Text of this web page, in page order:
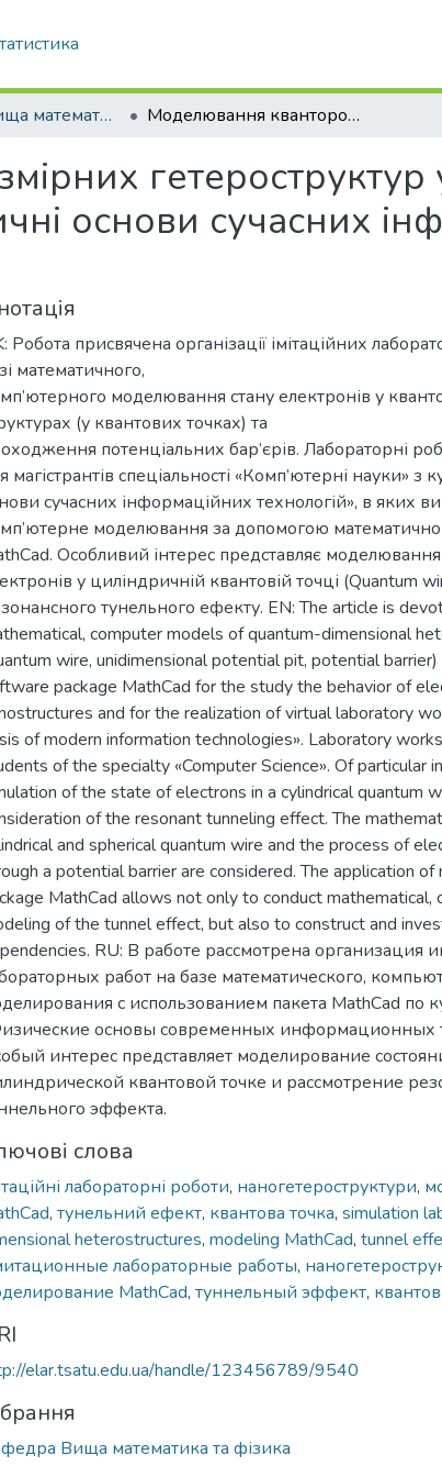
Кафедра Вища математика та фізика Моделювання кванторозмірних гетероструктур у лабораторному практикумі з курсу «Фізичні основи сучасних інформаційних технологій»
основи сучасних
Робота присвячена організації імітаційних
математичного,
моделювання стану електронів у
(у квантових точках) та
потенціальних бар’єрів. Лабораторні
магістрантів спеціальності «Комп’ютерні науки» з
сучасних інформаційних технологій», в яких
моделювання за допомогою
Особливий інтереc представляє моделювання
у циліндричній квантовій точці (Quantum
тунельного ефекту. EN: The article is
computer models of quantum-dimensional
wire, unidimensional potential pit, potential barrier)
package MathCad for the study the behavior of
and for the realization of virtual laboratory
of modern information technologies». Laboratory
of the specialty «Computer Science». Of particular
of the state of electrons in a cylindrical quantum
of the resonant tunneling effect. The
and spherical quantum wire and the process of
a potential barrier are considered. The application of
MathCad allows not only to conduct mathematical,
of the tunnel effect, but also to construct and
RU: В работе рассмотрена организация
работ на базе математического,
с использованием пакета MathCad по
основы современных информационных
интереc представляет моделирование
квантовой точке и рассмотрение
эффекта.
слова
лабораторні роботи, наногетероструктури,
, тунельний ефект, квантова точка, simulation
heterostructures, modeling MathCad, tunnel
лабораторные работы,
MathCad, туннельный эффект,
elar.tsatu.edu.ua/handle/123456789/9540
Вища математика та фізика